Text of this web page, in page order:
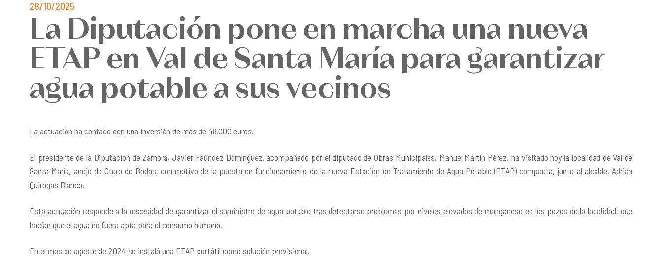
28/10/2025
La Diputación pone en marcha una nueva
ETAP en Val de Santa María para garantizar
agua potable a sus vecinos
La actuación ha contado con una inversión de más de 48.000 euros.
El presidente de la Diputación de Zamora,Javier Faúndez Domínguez, acompañado por el diputado de Obras Municipales, Manuel Martín Pérez, ha visitado hoy la localidad de Val de
Santa María, anejo de Otero de Bodas, con motivo de la puesta en funcionamiento de la nueva Estación de Tratamiento de Agua Potable (ETAP) compacta, junto al alcalde, Adrián
Quirogas Blanco.
Esta actuación responde a la necesidad de garantizar el suministro de agua potable tras detectarse problemas por niveles elevados de manganeso en los pozos de la localidad, que
hacían que el agua no fuera apta para el consumo humano.
En el mes de agosto de 2024 se instaló una ETAP portátil como solución provisional.